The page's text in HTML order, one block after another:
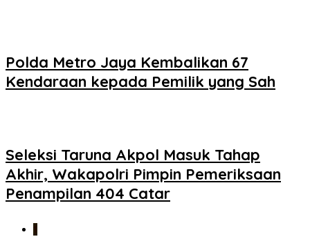
Polda Metro Jaya Kembalikan 67
Kendaraan kepada Pemilik yang Sah
Seleksi Taruna Akpol Masuk Tahap
Akhir, Wakapolri Pimpin Pemeriksaan
Penampilan 404 Catar